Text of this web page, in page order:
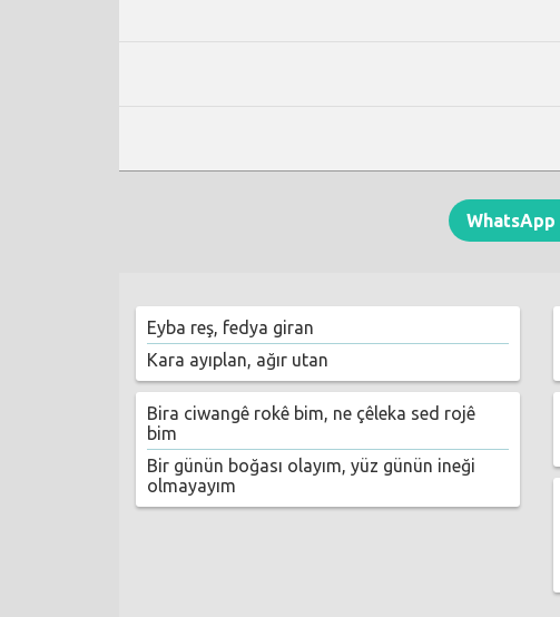
WhatsApp
Eyba reş, fedya giran
Kara ayıplan, ağır utan
Bira ciwangê rokê bim, ne çêleka sed rojê
bim
Bir günün boğası olayım, yüz günün ineği
olmayayım